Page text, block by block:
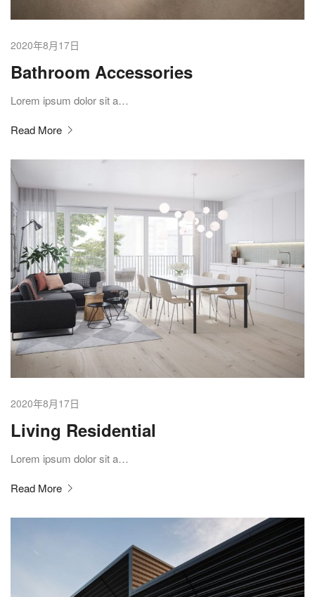
2020年8月17日
Bathroom Accessories
Lorem ipsum dolor sit a…
Read More
2020年8月17日
Living Residential
Lorem ipsum dolor sit a…
Read More